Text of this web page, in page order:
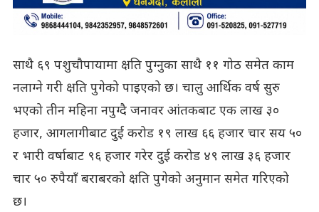
साथै ६९ पशुचौपायामा क्षति पुग्नुका साथै ११ गोठ समेत काम
नलाग्ने गरी क्षति पुगेको पाइएको छ। चालु आर्थिक वर्ष सुरु
भएको तीन महिना नपुग्दै जनावर आंतकबाट एक लाख ३०
हजार, आगलागीबाट दुई करोड १९ लाख ६६ हजार चार सय ५०
र भारी वर्षाबाट ९६ हजार गरेर दुई करोड ४९ लाख ३६ हजार
चार ५० रुपैयाँ बराबरको क्षति पुगेको अनुमान समेत गरिएको
छ।